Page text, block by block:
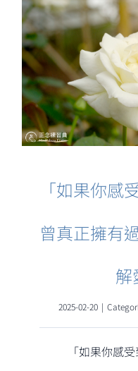
「如果你感
曾真正擁有
解
2025-02-20 |
「如果你感